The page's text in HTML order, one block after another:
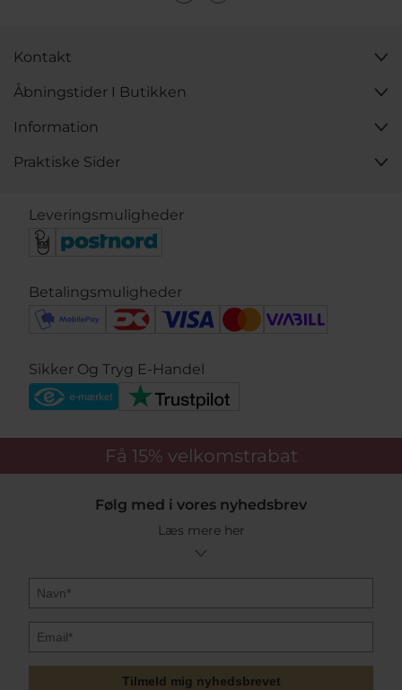
med passion og præcision. Besøg os i butikken eller
afspejler din personlige stil og kærlighed til unikt
håndværk. Lad dig inspirere af smykker, der er skabt til
at blive værdsat i generationer.
Kontakt
Åbningstider I Butikken
Information
Praktiske Sider
Leveringsmuligheder
Betalingsmuligheder
Sikker Og Tryg E-Handel
Få 15% velkomstrabat
Følg med i vores nyhedsbrev
Læs mere her
Tilmeld mig nyhedsbrevet